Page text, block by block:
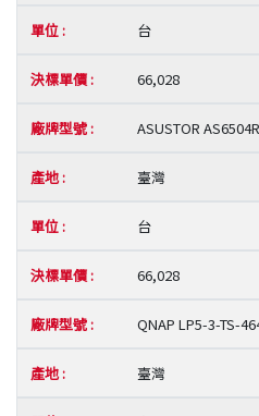
台
66,028
ASUSTOR
臺灣
台
66,028
QNAP LP5-3-TS-
臺灣